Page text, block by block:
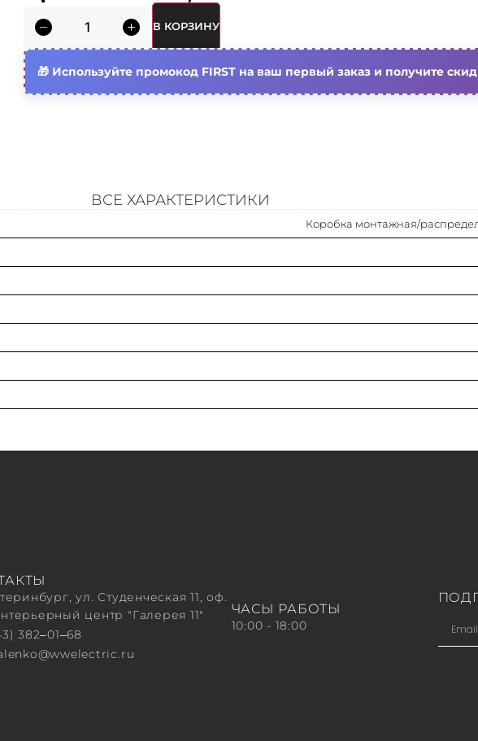
Не содержит (без) галогенов
Цвет
В КОРЗИНУ
Используйте промокод FIRST на ваш первый заказ и получите
ВСЕ ХАРАКТЕРИСТИКИ
Коробка монтажная/
ул. Студенческая 11, оф.
центр "Галерея 11"
382‒01‒68
ЧАСЫ РАБОТЫ
10:00 - 18:00